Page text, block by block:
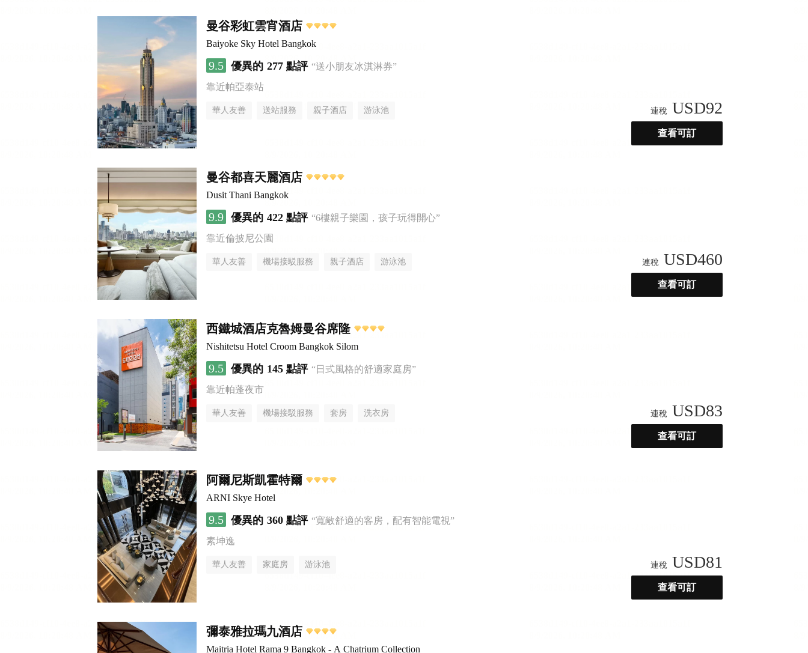
曼谷彩虹雲宵酒店
Baiyoke Sky Hotel Bangkok
9.5 優異的 277 點評 “送小朋友冰淇淋券”
靠近帕亞泰站
華人友善 送站服務 親子酒店 游泳池 連稅 USD92
查看可訂
曼谷都喜天麗酒店
Dusit Thani Bangkok
9.9 優異的 422 點評 “6樓親子樂園，孩子玩得開心”
靠近倫披尼公園
華人友善 機場接駁服務 親子酒店 游泳池 連稅 USD460
查看可訂
西鐵城酒店克魯姆曼谷席隆
Nishitetsu Hotel Croom Bangkok Silom
9.5 優異的 145 點評 “日式風格的舒適家庭房”
靠近帕蓬夜市
華人友善 機場接駁服務 套房 洗衣房 連稅 USD83
查看可訂
阿爾尼斯凱霍特爾
ARNI Skye Hotel
9.5 優異的 360 點評 “寬敞舒適的客房，配有智能電視”
素坤逸
華人友善 家庭房 游泳池 連稅 USD81
查看可訂
彌泰雅拉瑪九酒店
Maitria Hotel Rama 9 Bangkok - A Chatrium Collection